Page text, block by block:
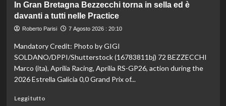
Mondiali
U20
Taekwondo,
Dell’Aquila
non
la
vetta:
anche
ad
In Gran Bretagna Bezzecchi torna in sella ed è
davanti a tutti nelle Practice
Roberto Parisi 7 Agosto 2026 : 20:10
Mandatory Credit: Photo by GIGI
SOLDANO/DPPI/Shutterstock (16783811bj) 72 BEZZECCHI
Marco (ita), Aprilia Racing, Aprilia RS-GP26, action during the
2026 Estrella Galicia 0,0 Grand Prix of...
Leggi tuttoLeggi